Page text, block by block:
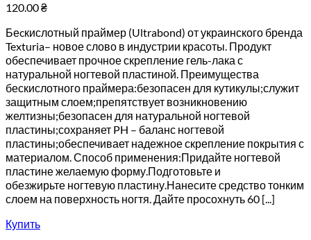
120.00₴
Беcкислотный праймер (Ultrabond) от украинского бренда
Texturia– новое слово в индустрии красоты. Продукт
обеспечивает прочное скрепление гель-лака с
натуральной ногтевой пластиной. Преимущества
бескислотного праймера:безопасен для кутикулы;служит
защитным слоем;препятствует возникновению
желтизны;безопасен для натуральной ногтевой
пластины;сохраняет PH – баланс ногтевой
пластины;обеспечивает надежное скрепление покрытия с
материалом. Способ применения:Придайте ногтевой
пластине желаемую форму.Подготовьте и
обезжирьте ногтевую пластину.Нанесите средство тонким
слоем на поверхность ногтя. Дайте просохнуть 60 [...]
Купить